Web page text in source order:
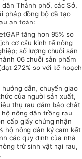
Thành phố, các Sở,
pháp đồng bộ đã tạo
an toàn:
tăng hơn 95% so
cơ cấu kinh tế nông
số lượng chuỗi sản
06 chuỗi sản phẩm
272% so với kế hoạch
dẫn, chuyển giao
của người sản xuất,
thụ rau đảm bảo chất
nông dân trồng rau
cấp giấy chứng nhận
hộ nông dân ký cam kết
các quy định của nhà
trừ sinh vật hại rau,